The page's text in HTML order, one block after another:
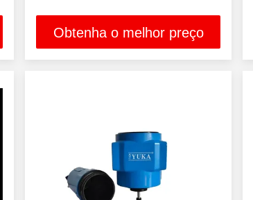
Obtenha o melhor preço